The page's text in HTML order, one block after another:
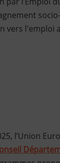
vers l'emploi
l’Union